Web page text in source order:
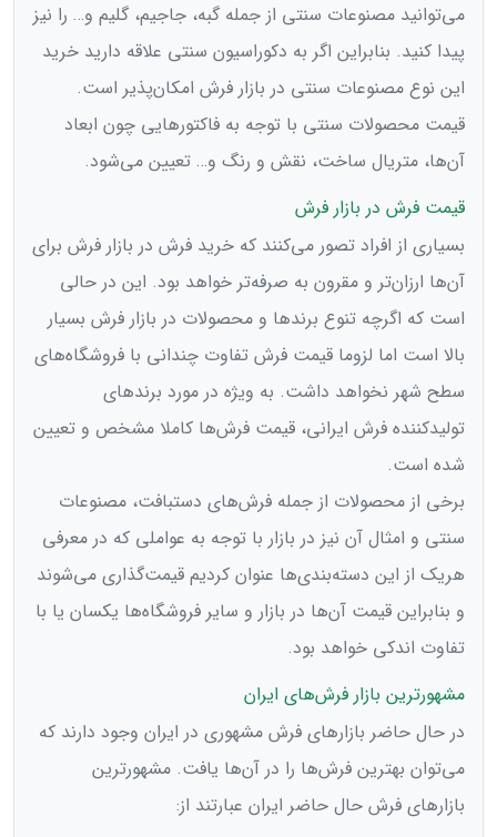
می‌توانید مصنوعات سنتی از جمله گبه، جاجیم، گلیم و… را نیز
پیدا کنید. بنابراین اگر به دکوراسیون سنتی علاقه دارید خرید
این نوع مصنوعات سنتی در بازار فرش امکان‌پذیر است.
قیمت محصولات سنتی با توجه به فاکتورهایی چون ابعاد
آن‌ها، متریال ساخت، نقش و رنگ و… تعیین می‌شود.
قیمت فرش در بازار فرش
بسیاری از افراد تصور می‌کنند که خرید فرش در بازار فرش برای
آن‌ها ارزان‌تر و مقرون به صرفه‌تر خواهد بود. این در حالی
است که اگرچه تنوع برندها و محصولات در بازار فرش بسیار
بالا است اما لزوما قیمت فرش تفاوت چندانی با فروشگاه‌های
سطح شهر نخواهد داشت. به ویژه در مورد برندهای
تولیدکننده فرش ایرانی، قیمت فرش‌ها کاملا مشخص و تعیین
شده است.
برخی از محصولات از جمله فرش‌های دستبافت، مصنوعات
سنتی و امثال آن نیز در بازار با توجه به عواملی که در معرفی
هریک از این دسته‌بندی‌ها عنوان کردیم قیمت‌گذاری می‌شوند
و بنابراین قیمت آن‌ها در بازار و سایر فروشگاه‌ها یکسان یا با
تفاوت اندکی خواهد بود.
مشهورترین بازار فرش‌های ایران
در حال حاضر بازارهای فرش مشهوری در ایران وجود دارند که
می‌توان بهترین فرش‌ها را در آن‌ها یافت. مشهورترین
بازارهای فرش حال حاضر ایران عبارتند از: